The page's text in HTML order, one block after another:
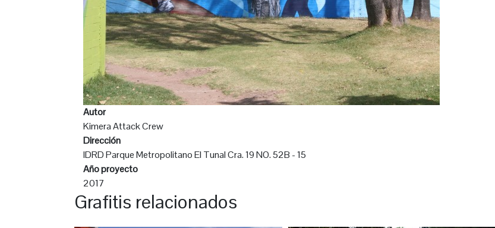
Autor
Kimera Attack Crew
Dirección
IDRD Parque Metropolitano El Tunal Cra. 19 NO. 52B - 15
Año proyecto
2017
Grafitis relacionados